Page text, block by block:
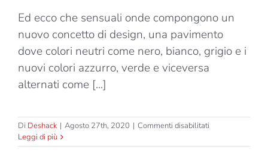
Ed ecco che sensuali onde compongono un
nuovo concetto di design, una pavimento
dove colori neutri come nero, bianco, grigio e i
nuovi colori azzurro, verde e viceversa
alternati come [...]
Di Deshack | Agosto 27th, 2020 | Commenti disabilitati
–
Leggi di più